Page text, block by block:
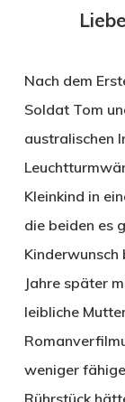
Nach dem
Soldat Tom
australischen
Kleinkind in
die beiden es
Jahre später
leibliche
weniger
Rührstück